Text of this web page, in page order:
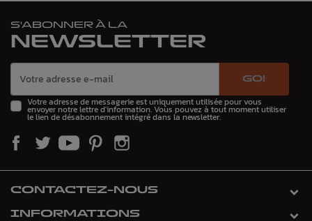
S'ABONNER À LA
NEWSLETTER
GO!
Votre adresse de messagerie est uniquement utilisée pour vous
envoyer notre lettre d'information. Vous pouvez à tout moment utiliser
le lien de désabonnement intégré dans la newsletter.
CONTACTEZ-NOUS
INFORMATIONS